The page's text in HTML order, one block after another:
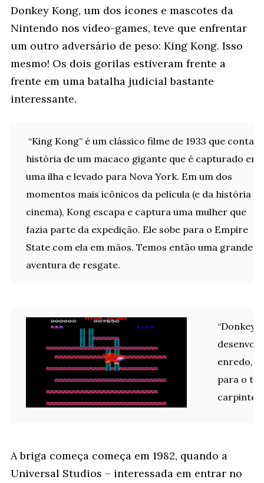
Donkey Kong, um dos ícones e mascotes da
Nintendo nos vídeo-games, teve que enfrentar
um outro adversário de peso: King Kong. Isso
mesmo! Os dois gorilas estiveram frente a
frente em uma batalha judicial bastante
interessante.
“King Kong” é um clássico filme de 1933 que conta a
história de um macaco gigante que é capturado em
uma ilha e levado para Nova York. Em um dos
momentos mais icônicos da película (e da história
cinema), Kong escapa e captura uma mulher que
fazia parte da expedição. Ele sobe para o Empire
State com ela em mãos. Temos então uma grande
aventura de resgate.
“Donkey
enredo,
para o
A briga começa começa em 1982, quando a
Universal Studios – interessada em entrar no